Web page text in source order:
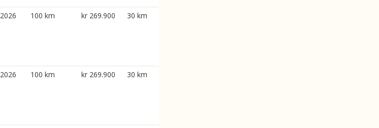
2026 100 km kr 269.900 30 km
2026 100 km kr 269.900 30 km